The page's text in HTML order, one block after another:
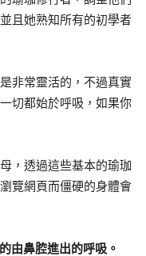
且她熟知所有的初學者
非常靈活的，不過真實
切都始於呼吸，如果你
，透過這些基本的瑜珈
覽網頁而僵硬的身體會
由鼻腔進出的呼吸。